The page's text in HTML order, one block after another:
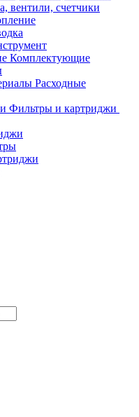
вентили, счетчики
Комплектующие
Расходные
Фильтры и картриджи